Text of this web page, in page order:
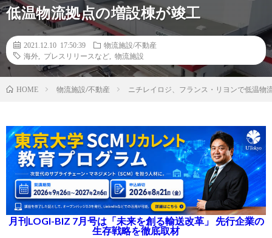
低温物流拠点の増設棟が竣工
2021.12.10 17:50:39
物流施設/不動産
海外
プレスリリースなど 物流施設
HOME 物流施設/不動産 ニチレイロジ、フランス・リヨンで低温物
月刊LOGI-BIZ 7月号は「未来を創る輸送改革」 先行企業の
生存戦略を徹底取材